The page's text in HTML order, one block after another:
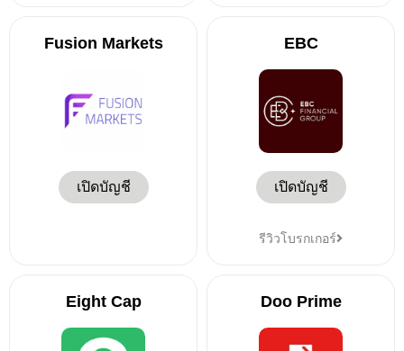
Fusion Markets
เปิดบัญชี
EBC
เปิดบัญชี
รีวิวโบรกเกอร์
Eight Cap Doo Prime